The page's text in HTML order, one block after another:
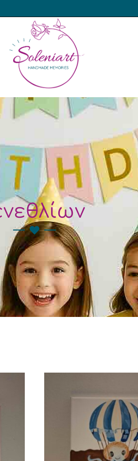
Baby Shower
Bachelor / Bachelorette
Γενεθλίων
Αποφοίτησης
Χριστουγεννιάτικο /
Εταιρικό